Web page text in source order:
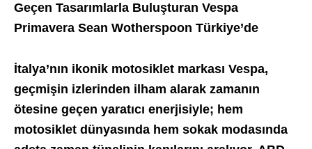
Geçen Tasarımlarla Buluşturan Vespa
Primavera Sean Wotherspoon Türkiye’de
İtalya’nın ikonik motosiklet markası Vespa,
geçmişin izlerinden ilham alarak zamanın
ötesine geçen yaratıcı enerjisiyle; hem
motosiklet dünyasında hem sokak modasında